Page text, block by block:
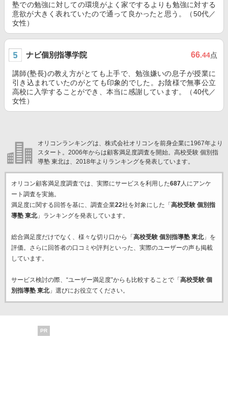
塾での勉強に対しての環境がよく家でするよりも勉強に対する
意欲が大きく表れていたので通って良かったと思う。（50代／
女性）
ナビ個別指導学院 66.44点
講師(塾長)の教え方がとても上手で、勉強嫌いの息子が授業に
引き込まれていたのがとても印象的でした。お陰様で無事公立
高校に入学することができ、本当に感謝しています。（40代／
女性）
オリコンランキングは、株式会社オリコンを前身企業に1967年より
スタート。2006年からは顧客満足度調査を開始。高校受験 個別指
導塾 東北は、2018年よりランキングを発表しています。
オリコン顧客満足度調査では、実際にサービスを利用した687人にアンケ
ート調査を実施。
満足度に関する回答を基に、調査企業22社を対象にした「 高校受験 個別指
導塾 東北」ランキングを発表しています。
総合満足度だけでなく、様々な切り口から「 高校受験 個別指導塾 東北」を
評価。さらに回答者の口コミや評判といった、実際のユーザーの声も掲載
しています。
サービス検討の際、“ユーザー満足度”からも比較することで「 高校受験 個
別指導塾 東北」選びにお役立てください。
PR